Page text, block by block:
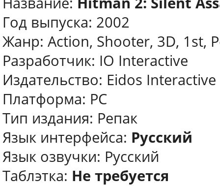
Год выпуска: 2002
Жанр: Action, Shooter, 3D, 1st,
Разработчик: IO Interactive
Издательство: Eidos
Платформа: PC
Тип издания: Репак
Язык интерфейса: Русский
Язык озвучки: Русский
Таблэтка: Не требуется